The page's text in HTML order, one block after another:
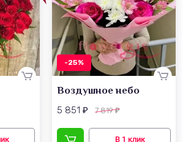
-25%
Воздушное небо
5 851 ₽ 7 819₽